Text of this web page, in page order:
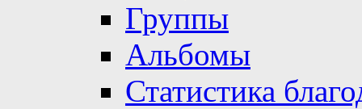
Группы
Альбомы
Статистика